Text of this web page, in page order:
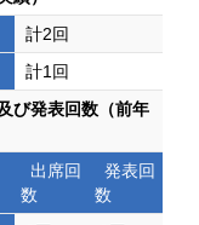
計2回
計1回
び発表回数（前年
出席回
数
発表回
数